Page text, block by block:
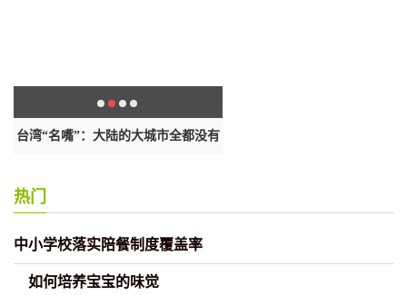
台湾“名嘴”：大陆的大城市全都没有
热门
中小学校落实陪餐制度覆盖率
如何培养宝宝的味觉